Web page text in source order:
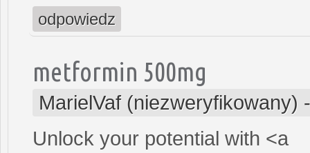
odpowiedz
metformin 500mg
MarielVaf (niezweryfikowany)
Unlock your potential with <a